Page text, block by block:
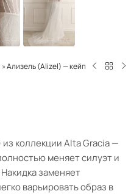
»Ализель (Alizel) — кейп
коллекции Alta Gracia —
меняет силуэт и
заменяет
варьировать образ в